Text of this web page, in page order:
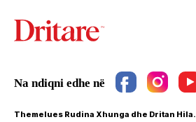
Themelues Rudina Xhunga dhe Dritan Hila.